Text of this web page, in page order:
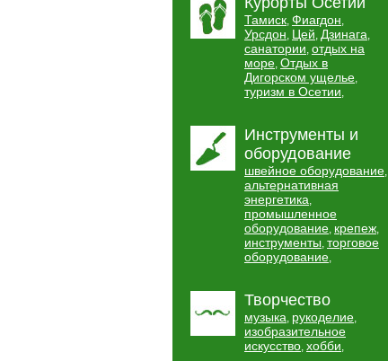
Тамиск, Фиагдон,
Урсдон, Цей, Дзинага,
санатории, отдых на
море, Отдых в
Дигорском ущелье,
туризм в Осетии,
Инструменты и
оборудование
швейное оборудование,
альтернативная
энергетика,
промышленное
оборудование, крепеж,
инструменты, торговое
оборудование,
Творчество
музыка, рукоделие,
изобразительное
искусство, хобби,